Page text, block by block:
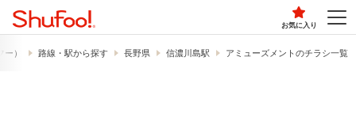
お気に入り
） 路線・駅から探す 長野県 信濃川島駅 アミューズメントのチラシ一覧